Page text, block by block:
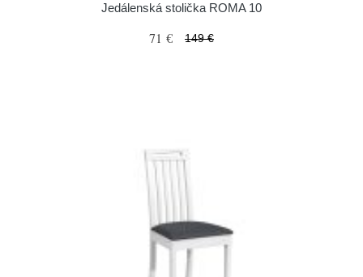
Jedálenská stolička ROMA 10
71 € 149 €